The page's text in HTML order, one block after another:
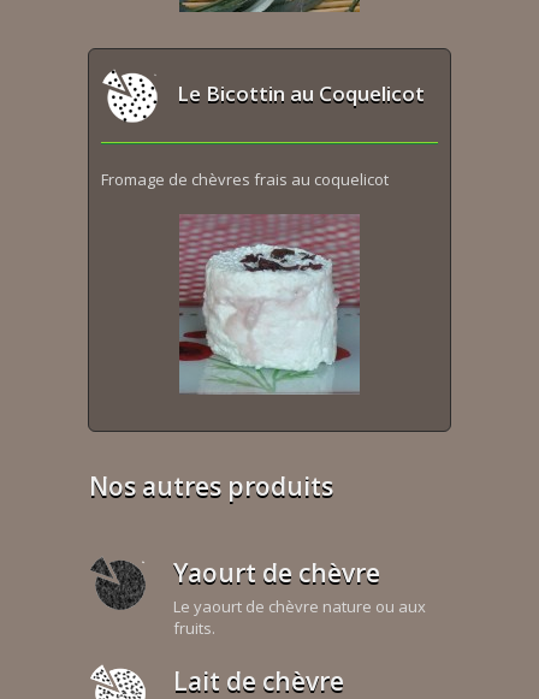
Le Bicottin au Coquelicot
Fromage de chèvres frais au coquelicot
Nos autres produits
Yaourt de chèvre
Le yaourt de chèvre nature ou aux
fruits.
Lait de chèvre